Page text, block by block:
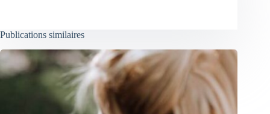
Publications similaires